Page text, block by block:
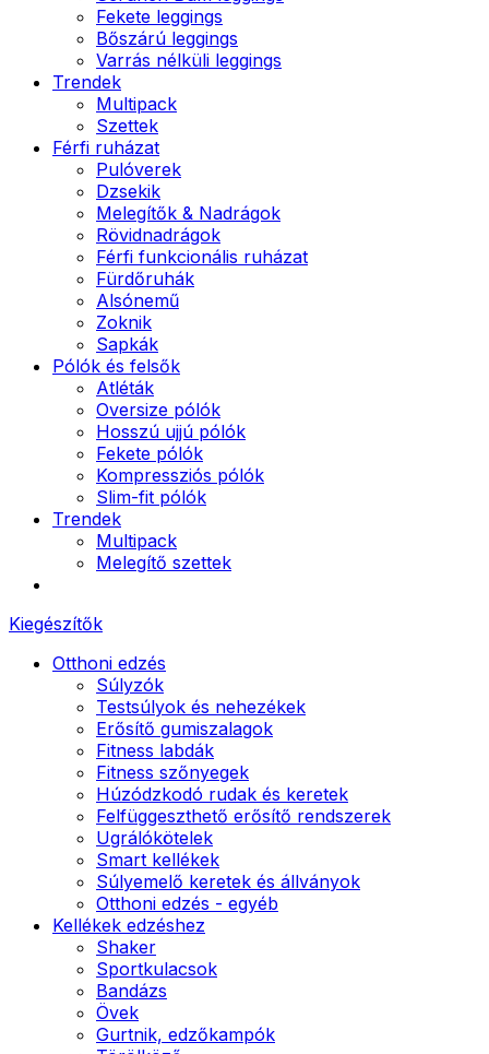
Fekete leggings
Bőszárú leggings
Varrás nélküli leggings
Trendek
Multipack
Szettek
Férfi ruházat
Pulóverek
Dzsekik
Melegítők & Nadrágok
Rövidnadrágok
Férfi funkcionális ruházat
Fürdőruhák
Alsónemű
Zoknik
Sapkák
Pólók és felsők
Atléták
Oversize pólók
Hosszú ujjú pólók
Fekete pólók
Kompressziós pólók
Slim-fit pólók
Trendek
Multipack
Melegítő szettek
Kiegészítők
Otthoni edzés
Súlyzók
Testsúlyok és nehezékek
Erősítő gumiszalagok
Fitness labdák
Fitness szőnyegek
Húzódzkodó rudak és keretek
Felfüggeszthető erősítő rendszerek
Ugrálókötelek
Smart kellékek
Súlyemelő keretek és állványok
Otthoni edzés - egyéb
Kellékek edzéshez
Shaker
Sportkulacsok
Bandázs
Övek
Gurtnik, edzőkampók